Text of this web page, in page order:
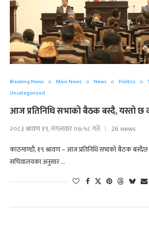
Breaking News Main News News Politics
Uncategorized
आज प्रतिनिधि सभाको बैठक बस्दै, यस्तो छ
२०८३ श्रावण १९, मंगलवार ०७:५८ गते
26 views
काठमाण्डौ, १९ श्रावण – आज प्रतिनिधि सभाको बैठक
सचिवालयका अनुसार …